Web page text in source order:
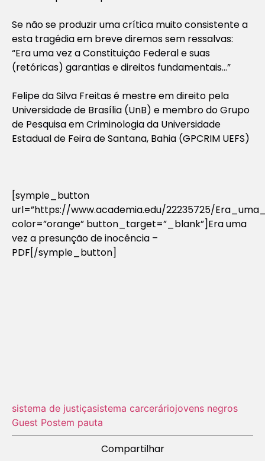
Se não se produzir uma crítica muito consistente a
esta tragédia em breve diremos sem ressalvas:
“Era uma vez a Constituição Federal e suas
(retóricas) garantias e direitos fundamentais…”
Felipe da Silva Freitas é mestre em direito pela
Universidade de Brasília (UnB) e membro do Grupo
de Pesquisa em Criminologia da Universidade
Estadual de Feira de Santana, Bahia (GPCRIM UEFS)
[symple_button
url=”https://www.academia.edu/22235725/
color=”orange” button_target=”_blank”]Era uma
vez a presunção de inocência –
PDF[/symple_button]
sistema de justiçasistema carceráriojovens negros
Guest Postem pauta
Compartilhar